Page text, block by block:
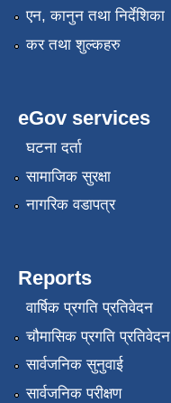
एन, कानुन तथा निर्देशिका
कर तथा शुल्कहरु
eGov services
घटना दर्ता
सामाजिक सुरक्षा
नागरिक वडापत्र
Reports
वार्षिक प्रगति प्रतिवेदन
चौमासिक प्रगति प्रतिवेदन
सार्वजनिक सुनुवाई
सार्वजनिक परीक्षण